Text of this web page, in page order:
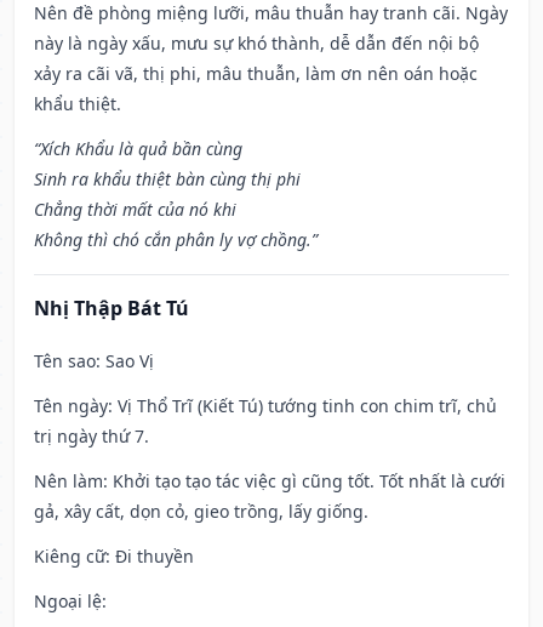
Nên đề phòng miệng lưỡi, mâu thuẫn hay tranh cãi. Ngày
này là ngày xấu, mưu sự khó thành, dễ dẫn đến nội bộ
xảy ra cãi vã, thị phi, mâu thuẫn, làm ơn nên oán hoặc
khẩu thiệt.
“Xích Khẩu là quả bần cùng
Sinh ra khẩu thiệt bàn cùng thị phi
Chẳng thời mất của nó khi
Không thì chó cắn phân ly vợ chồng.”
Nhị Thập Bát Tú
Tên sao: Sao Vị
Tên ngày: Vị Thổ Trĩ (Kiết Tú) tướng tinh con chim trĩ, chủ
trị ngày thứ 7.
Nên làm: Khởi tạo tạo tác việc gì cũng tốt. Tốt nhất là cưới
gả, xây cất, dọn cỏ, gieo trồng, lấy giống.
Kiêng cữ: Đi thuyền
Ngoại lệ: